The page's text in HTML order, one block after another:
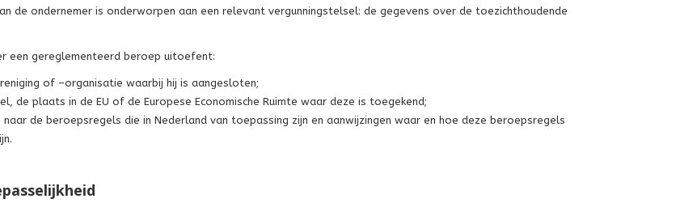
de ondernemer is onderworpen aan een relevant vergunningstelsel: de gegevens over de toezichthoudende
een gereglementeerd beroep uitoefent:
of –organisatie waarbij hij is aangesloten;
de plaats in de EU of de Europese Economische Ruimte waar deze is toegekend;
naar de beroepsregels die in Nederland van toepassing zijn en aanwijzingen waar en hoe deze beroepsregels